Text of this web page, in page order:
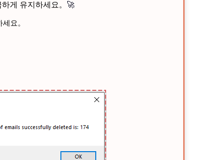
게 유지하세요。 🚀
요。